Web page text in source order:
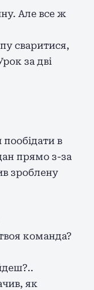
Але все ж
сваритися,
за дві
пообідати в
прямо з-за
зроблену
команда?
як